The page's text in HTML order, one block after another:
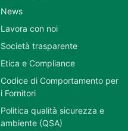
News
Lavora con noi
Società trasparente
Etica e Compliance
Codice di Comportamento per
i Fornitori
Politica qualità sicurezza e
ambiente (QSA)